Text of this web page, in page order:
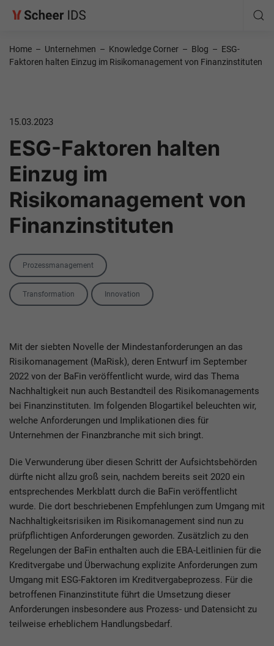
Home – Unternehmen – Knowledge Corner – Blog – ESG-
Faktoren halten Einzug im Risikomanagement von Finanzinstituten
15.03.2023
ESG-Faktoren halten
Einzug im
Risikomanagement von
Finanzinstituten
CategoryProzessmanagement
TagsTransformation Innovation
Mit der siebten Novelle der Mindestanforderungen an das
Risikomanagement (MaRisk), deren Entwurf im September
2022 von der BaFin veröffentlicht wurde, wird das Thema
Nachhaltigkeit nun auch Bestandteil des Risikomanagements
bei Finanzinstituten. Im folgenden Blogartikel beleuchten wir,
welche Anforderungen und Implikationen dies für
Unternehmen der Finanzbranche mit sich bringt.
Die Verwunderung über diesen Schritt der Aufsichtsbehörden
dürfte nicht allzu groß sein, nachdem bereits seit 2020 ein
entsprechendes Merkblatt durch die BaFin veröffentlicht
wurde. Die dort beschriebenen Empfehlungen zum Umgang mit
Nachhaltigkeitsrisiken im Risikomanagement sind nun zu
prüfpflichtigen Anforderungen geworden. Zusätzlich zu den
Regelungen der BaFin enthalten auch die EBA-Leitlinien für die
Kreditvergabe und Überwachung explizite Anforderungen zum
Umgang mit ESG-Faktoren im Kreditvergabeprozess. Für die
betroffenen Finanzinstitute führt die Umsetzung dieser
Anforderungen insbesondere aus Prozess- und Datensicht zu
teilweise erheblichem Handlungsbedarf.